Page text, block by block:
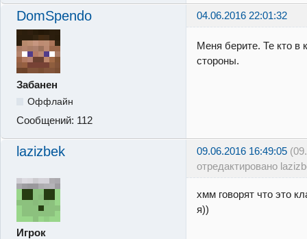
DomSpendo 04.06.2016 22:01:32
Забанен
Оффлайн
Сообщений: 112
Меня берите. Те кто в
стороны.
lazizbek 09.06.2016 16:49:05
отредактировано
Игрок
хмм говорят что это
я))